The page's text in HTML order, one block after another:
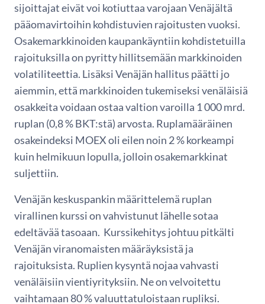
sijoittajat eivät voi kotiuttaa varojaan Venäjältä
pääomavirtoihin kohdistuvien rajoitusten vuoksi.
Osakemarkkinoiden kaupankäyntiin kohdistetuilla
rajoituksilla on pyritty hillitsemään markkinoiden
volatiliteettia. Lisäksi Venäjän hallitus päätti jo
aiemmin, että markkinoiden tukemiseksi venäläisiä
osakkeita voidaan ostaa valtion varoilla 1 000 mrd.
ruplan (0,8 % BKT:stä) arvosta. Ruplamääräinen
osakeindeksi MOEX oli eilen noin 2 % korkeampi
kuin helmikuun lopulla, jolloin osakemarkkinat
suljettiin.
Venäjän keskuspankin määrittelemä ruplan
virallinen kurssi on vahvistunut lähelle sotaa
edeltävää tasoaan. Kurssikehitys johtuu pitkälti
Venäjän viranomaisten määräyksistä ja
rajoituksista. Ruplien kysyntä nojaa vahvasti
venäläisiin vientiyrityksiin. Ne on velvoitettu
vaihtamaan 80 % valuuttatuloistaan rupliksi.